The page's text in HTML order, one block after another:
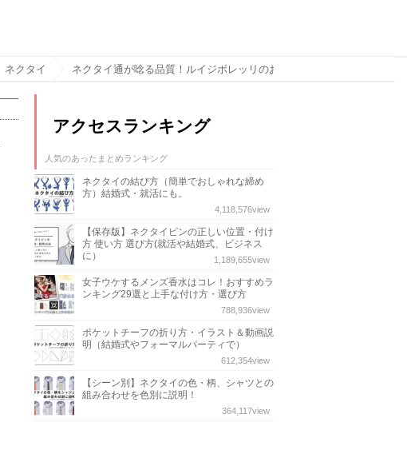
ネクタイ
アクセスランキング
人気のあったまとめランキング
ネクタイの結び方（簡単でおしゃれな締め
方）結婚式・就活にも。
4,118,576view
【保存版】ネクタイピンの正しい位置・付け
方 使い方 選び方(就活や結婚式、ビジネス
に）
1,189,655view
女子ウケするメンズ香水はコレ！おすすめラ
ンキング29選と上手な付け方・選び方
788,936view
ポケットチーフの折り方・イラスト＆動画説
明（結婚式やフォーマルパーティで）
612,354view
【シーン別】ネクタイの色・柄、シャツとの
組み合わせを色別に説明！
364,117view